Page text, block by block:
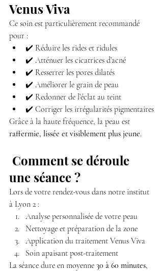
Venus Viva
Ce soin est particulièrement recommandé
pour :
✔️ Réduire les rides et ridules
✔️ Atténuer les cicatrices d’acné
✔️ Resserrer les pores dilatés
✔️ Améliorer le grain de peau
✔️ Redonner de l’éclat au teint
✔️ Corriger les irrégularités pigmentaires
Grâce à la haute fréquence, la peau est
raffermie, lissée et visiblement plus jeune.
une séance ?
Lors de votre rendez-vous dans notre institut
à Lyon 2 :
Analyse personnalisée de votre peau
Nettoyage et préparation de la zone
Application du traitement Venus Viva
Soin apaisant post-traitement
La séance dure en moyenne 30 à 60 minutes,